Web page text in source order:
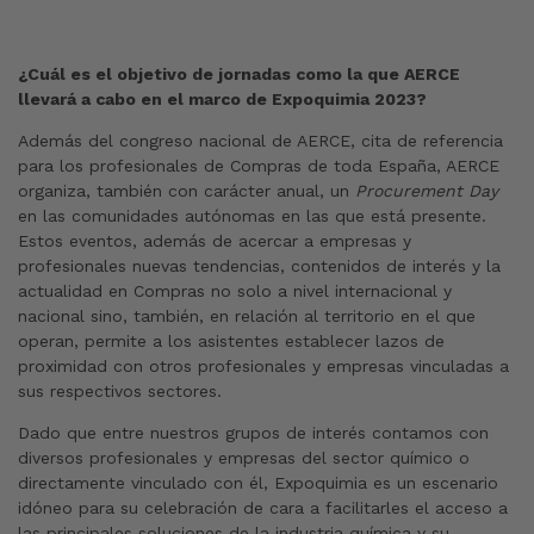
¿Cuál es el objetivo de jornadas como la que AERCE
llevará a cabo en el marco de Expoquimia 2023?
Además del congreso nacional de AERCE, cita de referencia
para los profesionales de Compras de toda España, AERCE
organiza, también con carácter anual, un Procurement Day
en las comunidades autónomas en las que está presente.
Estos eventos, además de acercar a empresas y
profesionales nuevas tendencias, contenidos de interés y la
actualidad en Compras no solo a nivel internacional y
nacional sino, también, en relación al territorio en el que
operan, permite a los asistentes establecer lazos de
proximidad con otros profesionales y empresas vinculadas a
sus respectivos sectores.
Dado que entre nuestros grupos de interés contamos con
diversos profesionales y empresas del sector químico o
directamente vinculado con él, Expoquimia es un escenario
idóneo para su celebración de cara a facilitarles el acceso a